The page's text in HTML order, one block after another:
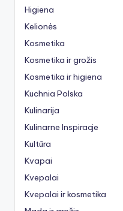
Higiena
Kelionės
Kosmetika
Kosmetika ir grožis
Kosmetika ir higiena
Kuchnia Polska
Kulinarija
Kulinarne Inspiracje
Kultūra
Kvapai
Kvepalai
Kvepalai ir kosmetika